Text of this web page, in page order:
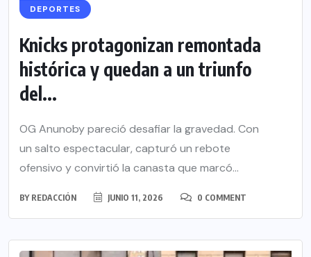
DEPORTES
Knicks protagonizan remontada
histórica y quedan a un triunfo
del...
OG Anunoby pareció desafiar la gravedad. Con
un salto espectacular, capturó un rebote
ofensivo y convirtió la canasta que marcó...
BY REDACCIÓN JUNIO 11, 2026 0 COMMENT